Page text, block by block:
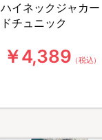
ハイネックジャカー
ドチュニック
￥4,389 （税込）